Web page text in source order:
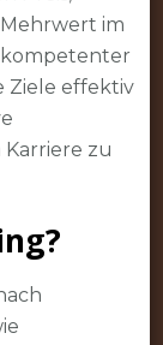
im
Ziele effektiv
zu